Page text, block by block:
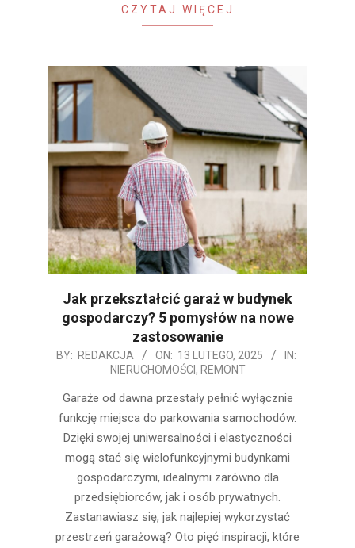
CZYTAJ WIĘCEJ
Jak przekształcić garaż w budynek
gospodarczy? 5 pomysłów na nowe
zastosowanie
2025-
BY: REDAKCJA ON: 13 LUTEGO, 2025
IN:
NIERUCHOMOŚCI , REMONT
Garaże od dawna przestały pełnić wyłącznie
funkcję miejsca do parkowania samochodów.
Dzięki swojej uniwersalności i elastyczności
mogą stać się wielofunkcyjnymi budynkami
gospodarczymi, idealnymi zarówno dla
przedsiębiorców, jak i osób prywatnych.
Zastanawiasz się, jak najlepiej wykorzystać
przestrzeń garażową? Oto pięć inspiracji, które